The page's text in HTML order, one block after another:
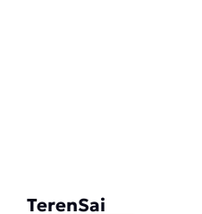
TerenSai